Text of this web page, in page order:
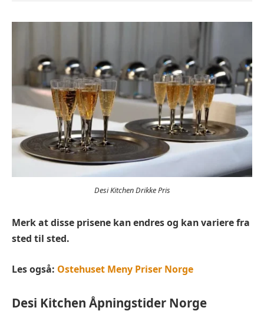
Desi Kitchen Drikke Pris
Merk at disse prisene kan endres og kan variere fra
sted til sted.
Les også: Ostehuset Meny Priser Norge
Desi Kitchen Åpningstider Norge